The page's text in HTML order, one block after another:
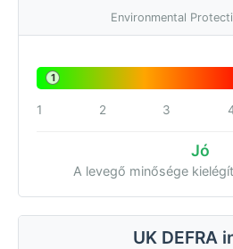
Environmental
1
1 2 3
Jó
A levegő minősége
UK DEFRA